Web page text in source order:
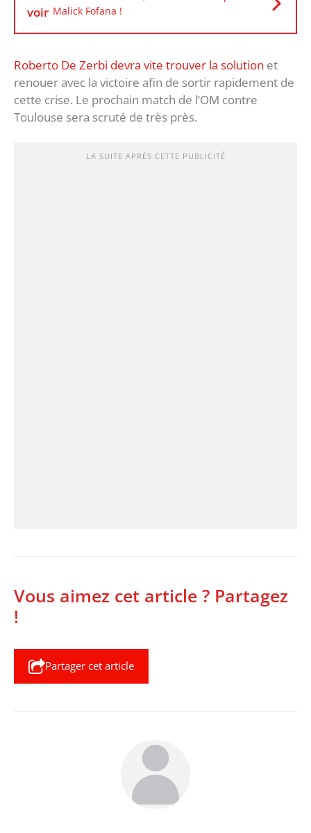
voir Malick Fofana !
Roberto De Zerbi devra vite trouver la solution et
renouer avec la victoire afin de sortir rapidement de
cette crise. Le prochain match de l’OM contre
Toulouse sera scruté de très près.
LA SUITE APRÈS CETTE PUBLICITÉ
Vous aimez cet article ? Partagez
!
Partager cet article